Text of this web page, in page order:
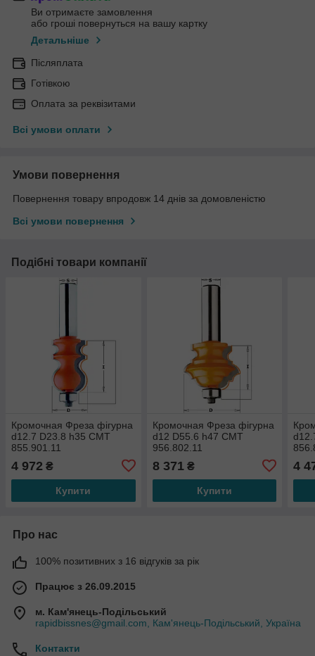
Ви отримаєте замовлення
або гроші повернуться на вашу картку
Детальніше
Післяплата
Готівкою
Оплата за реквізитами
Всі умови оплати
Умови повернення
Повернення товару впродовж 14 днів за домовленістю
Всі умови повернення
Подібні товари компанії
Кромочная Фреза фігурна
d12.7 D23.8 h35 СМТ
855.901.11
4 972 ₴
Купити
Кромочная Фреза фігурна
d12 D55.6 h47 СМТ
956.802.11
8 371₴
Купити
4
Про нас
100% позитивних з 16 відгуків за рік
Працює з 26.09.2015
м. Кам'янець-Подільський
rapidbissnes@gmail.com, Кам'янець-Подільський, Україна
Контакти